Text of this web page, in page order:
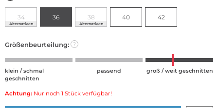
34
Alternativen
36 38
Alternativen
40 42
Größenbeurteilung: ?
klein / schmal
geschnitten
passend groß / weit geschnitten
Achtung: Nur noch 1 Stück verfügbar!